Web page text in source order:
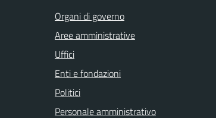
Organi di governo
Aree amministrative
Uffici
Enti e fondazioni
Politici
Personale amministrativo